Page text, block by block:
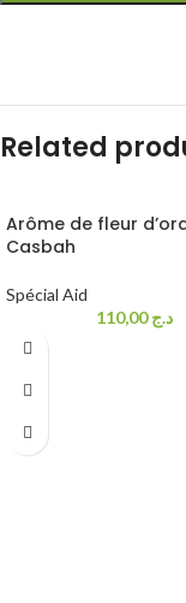
Related
Arôme de fleur
Casbah
Spécial Aid
د.ج110,00